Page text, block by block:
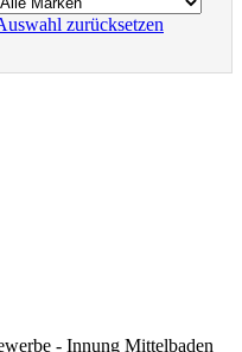
zurücksetzen
- Innung Mittelbaden